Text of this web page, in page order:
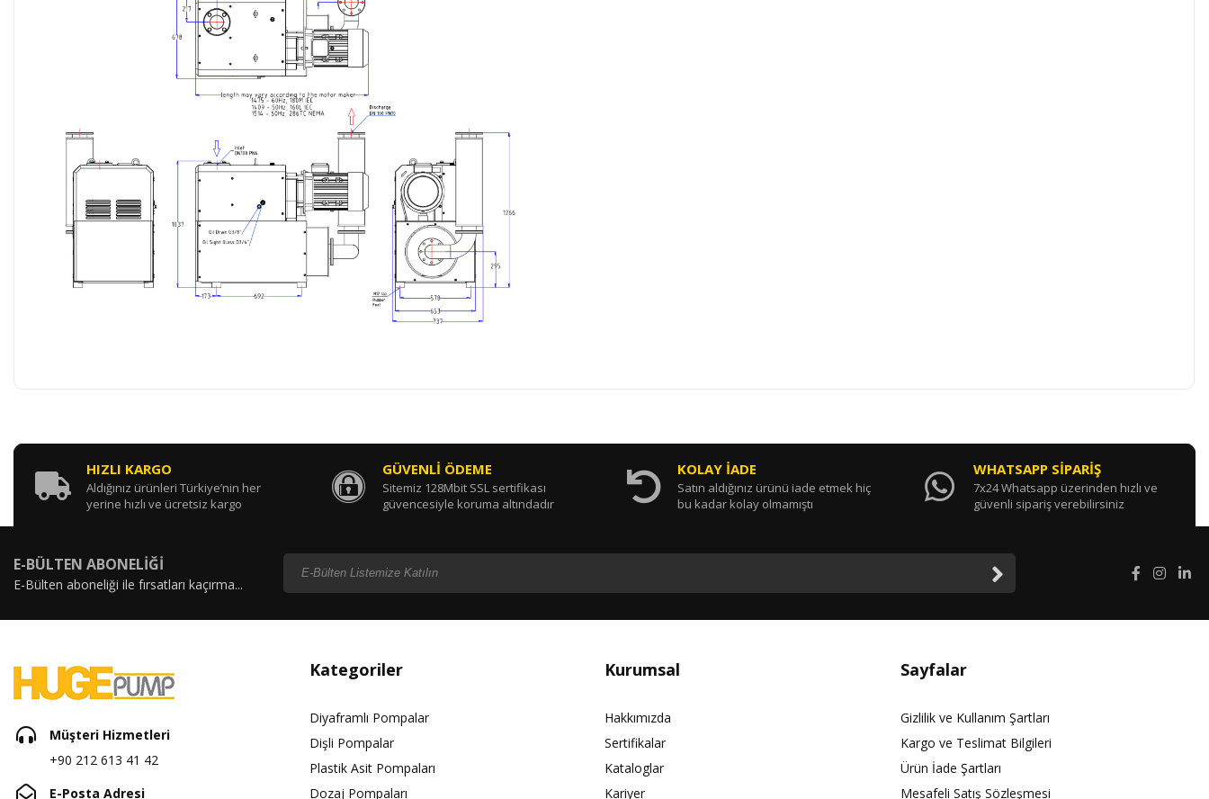
HIZLI KARGO
Aldığınız ürünleri Türkiye’nin her
yerine hızlı ve ücretsiz kargo
GÜVENLİ ÖDEME
Sitemiz 128Mbit SSL sertifikası
güvencesiyle koruma altındadır
KOLAY İADE
Satın aldığınız ürünü iade etmek hiç
bu kadar kolay olmamıştı
WHATSAPP SİPARİŞ
7x24 Whatsapp üzerinden hızlı ve
güvenli sipariş verebilirsiniz
E-BÜLTEN ABONELİĞİ
E-Bülten aboneliği ile fırsatları kaçırma...
Müşteri Hizmetleri
+90 212 613 41 42
E-Posta Adresi
Kategoriler
Diyaframlı Pompalar
Dişli Pompalar
Plastik Asit Pompaları
Dozaj Pompaları
Kurumsal
Hakkımızda
Sertifikalar
Kataloglar
Kariyer
Sayfalar
Gizlilik ve Kullanım Şartları
Kargo ve Teslimat Bilgileri
Ürün İade Şartları
Mesafeli Satış Sözleşmesi